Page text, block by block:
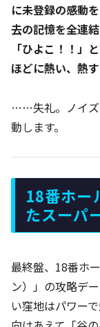
に未登録の感動
去の記憶を全連
「ひよこ！！」
ほどに熱い、熱
……失礼。ノイズ
動します。
18番ホー
たスーパ
最終盤、18番ホ
ン）」の攻略デ
い窪地はパワー